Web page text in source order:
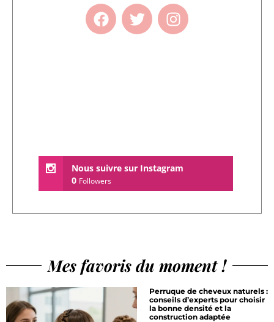
Nous suivre sur Instagram
0 Followers
Mes favoris du moment !
Perruque de cheveux naturels :
conseils d’experts pour choisir
la bonne densité et la
construction adaptée